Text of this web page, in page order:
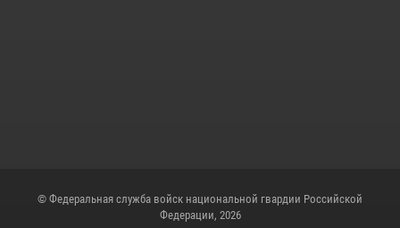
© Федеральная служба войск национальной гвардии Российской
Федерации, 2026